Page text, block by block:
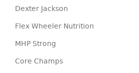
Dexter Jackson
Flex Wheeler Nutrition
MHP Strong
Core Champs